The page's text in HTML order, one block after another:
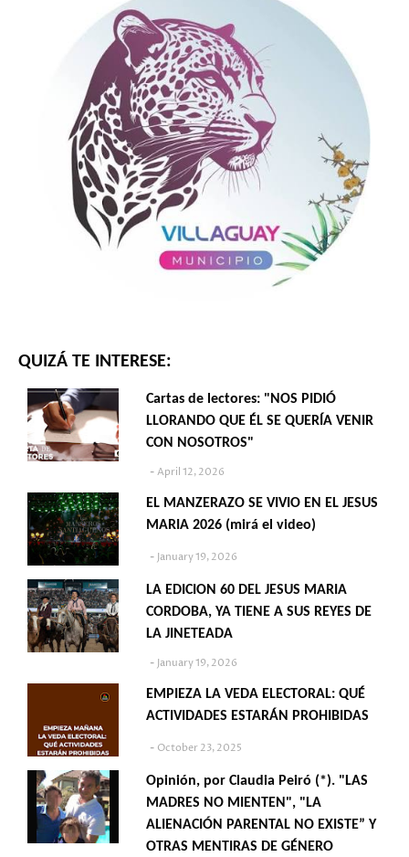
QUIZÁ TE INTERESE:
Cartas de lectores: "NOS PIDIÓ
LLORANDO QUE ÉL SE QUERÍA VENIR
CON NOSOTROS"
April 12, 2026
EL MANZERAZO SE VIVIO EN EL JESUS
MARIA 2026 (mirá el video)
January 19, 2026
LA EDICION 60 DEL JESUS MARIA
CORDOBA, YA TIENE A SUS REYES DE
LA JINETEADA
January 19, 2026
EMPIEZA LA VEDA ELECTORAL: QUÉ
ACTIVIDADES ESTARÁN PROHIBIDAS
October 23, 2025
Opinión, por Claudia Peiró (*). "LAS
MADRES NO MIENTEN", "LA
ALIENACIÓN PARENTAL NO EXISTE” Y
OTRAS MENTIRAS DE GÉNERO